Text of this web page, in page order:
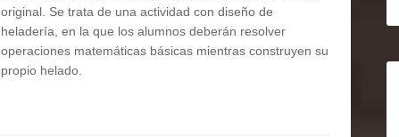
original. Se trata de una actividad con diseño de
heladería, en la que los alumnos deberán resolver
operaciones matemáticas básicas mientras construyen su
propio helado.